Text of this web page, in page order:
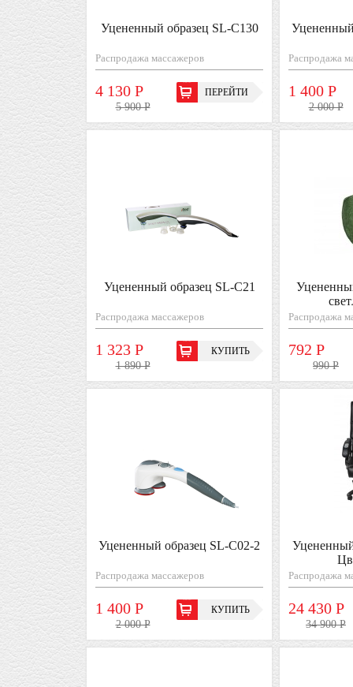
Уцененный образец SL-C130
Распродажа массажеров
5 900 Р
4 130 Р ПЕРЕЙТИ
Распродажа
2 000 Р
1 400 Р
Уцененный образец SL-С21
Распродажа массажеров
1 890 Р
1 323 Р КУПИТЬ
Распродажа
990 Р
792 Р
Уцененный образец SL-С02-2
Распродажа массажеров
2 000 Р
1 400 Р КУПИТЬ
Распродажа
34 900 Р
24 430 Р